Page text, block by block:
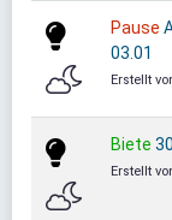
Pause
03.01
Erstellt
Biete
Erstellt